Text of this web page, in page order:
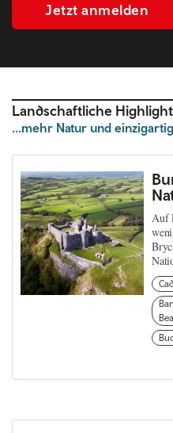
Jetzt anmelden
Landschaftliche
...mehr Natur und
Auf